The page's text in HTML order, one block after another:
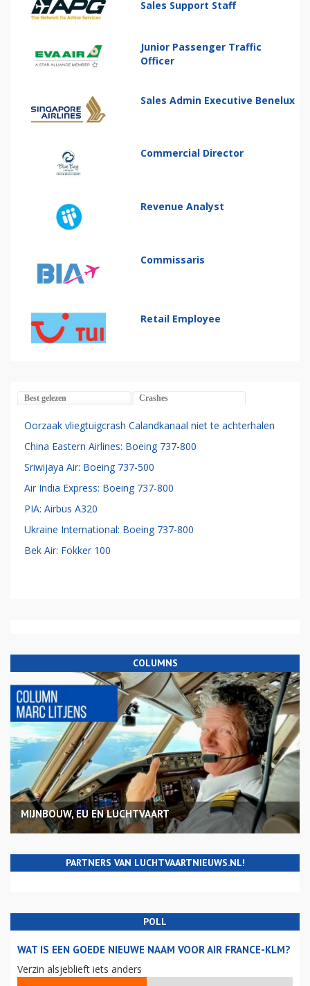
Sales Support Staff
Junior Passenger Traffic
Officer
Sales Admin Executive Benelux
Commercial Director
Revenue Analyst
Commissaris
Retail Employee
Best gelezen Crashes
Oorzaak vliegtuigcrash Calandkanaal niet te achterhalen
China Eastern Airlines: Boeing 737-800
Sriwijaya Air: Boeing 737-500
Air India Express: Boeing 737-800
PIA: Airbus A320
Ukraine International: Boeing 737-800
Bek Air: Fokker 100
COLUMNS
MIJNBOUW, EU EN LUCHTVAART
PARTNERS VAN LUCHTVAARTNIEUWS.NL!
POLL
WAT IS EEN GOEDE NIEUWE NAAM VOOR AIR FRANCE-KLM?
Verzin alsjeblieft iets anders